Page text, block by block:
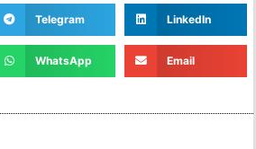
Telegram LinkedIn
WhatsApp Email